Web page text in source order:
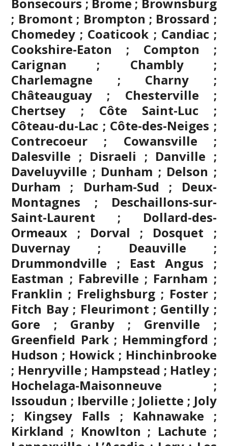
; Bromont ; Brompton ; Brossard ;
Chomedey ; Coaticook ; Candiac ;
Cookshire-Eaton ; Compton ;
Carignan ; Chambly;
Charlemagne ; Charny ;
Châteauguay ; Chesterville ;
Chertsey ; Côte Saint-Luc ;
Côteau-du-Lac ; Côte-des-Neiges ;
Contrecoeur ; Cowansville ;
Dalesville ; Disraeli ; Danville ;
Daveluyville ; Dunham ; Delson ;
Durham ; Durham-Sud ; Deux-
Montagnes ; Deschaillons-sur-
Saint-Laurent ; Dollard-des-
Ormeaux ; Dorval ; Dosquet ;
Duvernay ; Deauville ;
Drummondville ; East Angus ;
Eastman ; Fabreville ; Farnham ;
Franklin ; Frelighsburg ; Foster ;
Fitch Bay ; Fleurimont ; Gentilly ;
Gore ; Granby; Grenville ;
Greenfield Park ; Hemmingford ;
Hudson ; Howick ; Hinchinbrooke
; Henryville ; Hampstead ; Hatley ;
Hochelaga-Maisonneuve ;
Issoudun ; Iberville ; Joliette ; Joly
; Kingsey Falls ; Kahnawake ;
Kirkland ; Knowlton ; Lachute ;